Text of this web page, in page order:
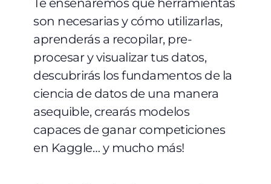
Te enseñaremos qué herramientas
son necesarias y cómo utilizarlas,
aprenderás a recopilar, pre-
procesar y visualizar tus datos,
descubrirás los fundamentos de la
ciencia de datos de una manera
asequible, crearás modelos
capaces de ganar competiciones
en Kaggle… y mucho más!